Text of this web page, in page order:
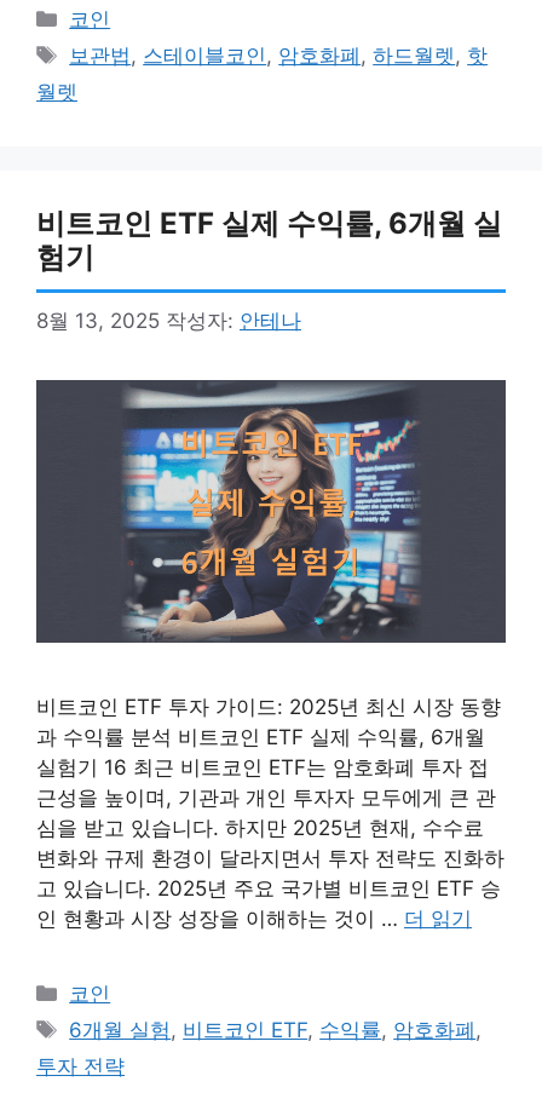
카
테
리
코인
태
그
보관법 , 스테이블코인 , 암호화폐 ,하드월렛 , 핫
월렛
비트코인 ETF 실제 수익률, 6개월 실
험기
8월 13, 2025 작성자: 안테나
비트코인 ETF 투자 가이드: 2025년 최신 시장 동향
과 수익률 분석 비트코인 ETF 실제 수익률, 6개월
실험기 16 최근 비트코인 ETF는 암호화폐 투자 접
근성을 높이며, 기관과 개인 투자자 모두에게 큰 관
심을 받고 있습니다. 하지만 2025년 현재, 수수료
변화와 규제 환경이 달라지면서 투자 전략도 진화하
고 있습니다. 2025년 주요 국가별 비트코인 ETF 승
인 현황과 시장 성장을 이해하는 것이 … 더 읽기
카
테
리
코인
태
그
6개월 실험 , 비트코인 ETF, 수익률, 암호화폐 ,
투자 전략